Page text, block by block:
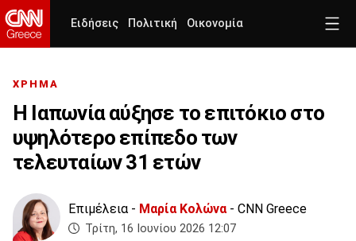
Ειδήσεις Πολιτική Οικονομία
ΧΡΗΜΑ
Η Ιαπωνία αύξησε το επιτόκιο στο
υψηλότερο επίπεδο των
τελευταίων 31 ετών
Επιμέλεια - Μαρία Κολώνα- CNN Greece
Τρίτη, 16 Ιουνίου 2026 12:07